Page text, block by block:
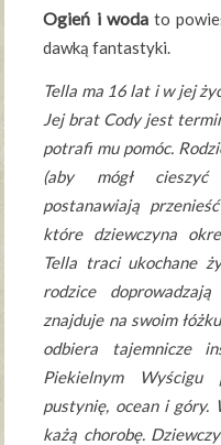
Ogień i wodato
dawką fantastyki.
Tella ma 16 lat i w jej
Jej brat Cody jest
potrafi mu pomóc.
(aby mógł
postanawiają
które dziewczyna
Tella traci ukochane
rodzice
znajduje na swoim
odbiera tajemnicze
Piekielnym Wyścigu
pustynię, ocean i góry.
każą chorobę.